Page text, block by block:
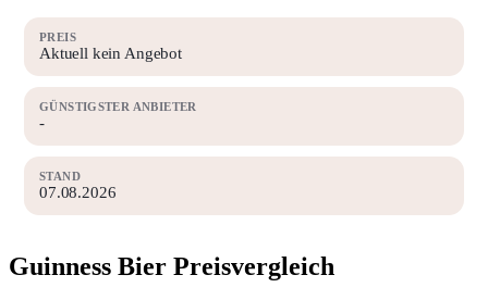
PREIS
Aktuell kein Angebot
GÜNSTIGSTER ANBIETER
-
STAND
07.08.2026
Guinness Bier Preisvergleich